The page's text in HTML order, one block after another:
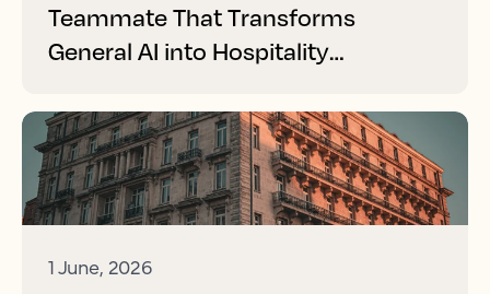
Teammate That Transforms
General AI into Hospitality
1 June, 2026